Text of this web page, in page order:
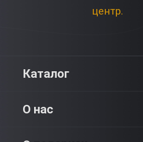
центр.
Каталог
О нас